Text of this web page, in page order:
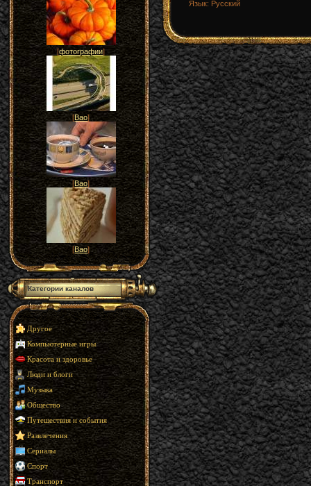
[фотографии]
[Вао]
[Вао]
[Вао]
Категории каналов
Другое
Компьютерные игры
Красота и здоровье
Люди и блоги
Музыка
Общество
Путешествия и события
Развлечения
Сериалы
Спорт
Транспорт
Язык: Русский